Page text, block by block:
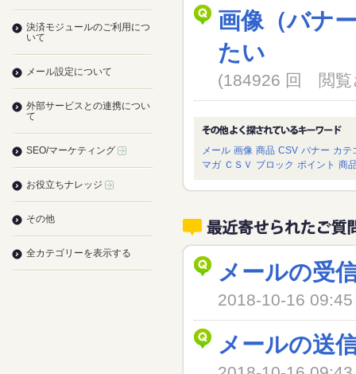
画像（バナ
たい
(184926 回 閲覧
メール 画像 商品 CSV バナー カテ
マガ ＣＳＶ ブロック ポイント 商
メールの受
2018-10-16
メールの送
決済モジュールのご利用につ
いて
メール設定について
外部サービスとの連携につい
て
SEO/マーケティング
お役立ちナレッジ
その他
全カテゴリーを表示する